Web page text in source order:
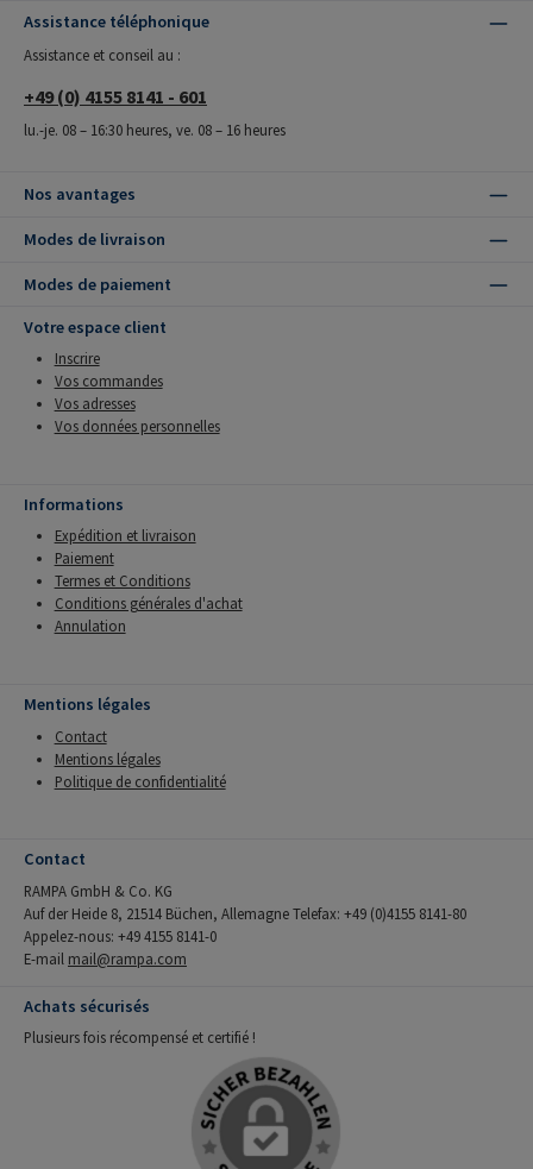
Assistance téléphonique
Assistance et conseil au :
+49 (0) 4155 8141 - 601
lu.-je. 08 – 16:30 heures, ve. 08 – 16 heures
Nos avantages
Modes de livraison
Modes de paiement
Votre espace client
Inscrire
Vos commandes
Vos adresses
Vos données personnelles
Informations
Expédition et livraison
Paiement
Termes et Conditions
Conditions générales d'achat
Annulation
Mentions légales
Contact
Mentions légales
Politique de confidentialité
Contact
RAMPA GmbH & Co. KG
Auf der Heide 8, 21514 Büchen, Allemagne Telefax: +49 (0)4155 8141-80
Appelez-nous: +49 4155 8141-0
E-mail mail@rampa.com
Achats sécurisés
Plusieurs fois récompensé et certifié !